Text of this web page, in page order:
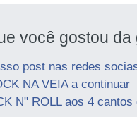
você gostou da
post nas redes
NA VEIA a continuar
N" ROLL aos 4 cantos